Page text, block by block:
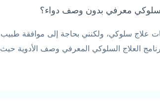
معرفي بدون وصف دواء؟
سلوكي، ولكنني بحاجة إلى موافقة
العلاج السلوكي المعرفي وصف الأدوية حيث